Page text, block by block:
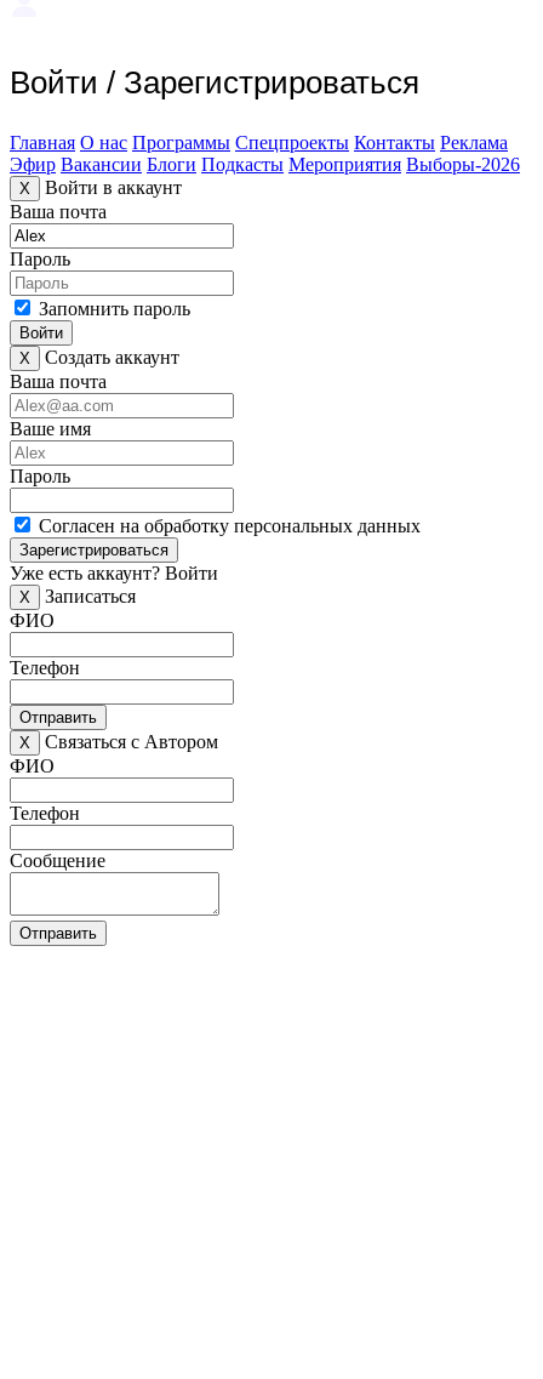
Войти / Зарегистрироваться
Главная О нас Программы Спецпроекты Контакты Реклама
Эфир Вакансии Блоги Подкасты Мероприятия Выборы-2026
X
Войти в аккаунт
Ваша почта
Пароль
Запомнить пароль
Войти
X
Создать аккаунт
Ваша почта
Ваше имя
Пароль
Согласен на обработку персональных данных
Зарегистрироваться
Уже есть аккаунт? Войти
X
Записаться
ФИО
Телефон
Отправить
X
Связаться с Автором
ФИО
Телефон
Сообщение
Отправить